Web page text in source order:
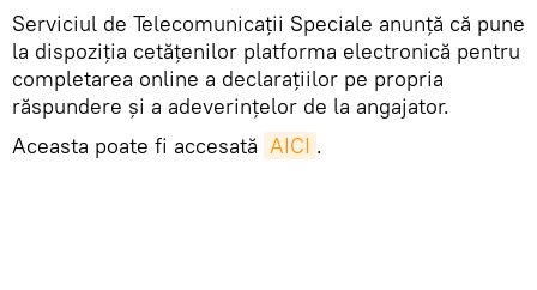
Serviciul de Telecomunicații Speciale anunță că pune
la dispoziția cetățenilor platforma electronică pentru
completarea online a declarațiilor pe propria
răspundere și a adeverințelor de la angajator.
Aceasta poate fi accesată AICI .